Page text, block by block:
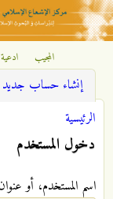
تجاوز
مركز
الإشعاع
المجيب ادعية و
إنشاء حساب جديد
أنت هنا
الرئيسية
دخول المستخدم
‏اسم المستخدم، أو عنوان